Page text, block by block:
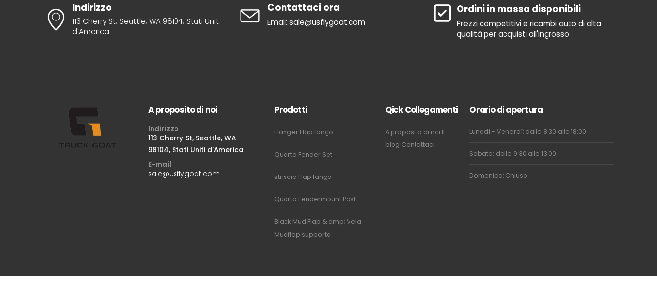
Indirizzo
113 Cherry St, Seattle, WA 98104, Stati Uniti
d'America
Contattaci ora
Email: sale@usflygoat.com
Ordini in massa disponibili
Prezzi competitivi e ricambi auto di alta
qualità per acquisti all'ingrosso
A proposito di noi
Indirizzo
113 Cherry St, Seattle, WA
98104, Stati Uniti d'America
E-mail
sale@usflygoat.com
Prodotti
Hanger Flap fango
Quarto Fender Set
striscia Flap fango
Quarto Fendermount Post
Black Mud Flap & amp; Vela
Mudflap supporto
Qick Collegamenti
A proposito di noi Il
blog Contattaci
Orario di apertura
Lunedì - Venerdì: dalle 8:30 alle 18:00
Sabato: dalle 9:30 alle 13:00
Domenica: Chiuso